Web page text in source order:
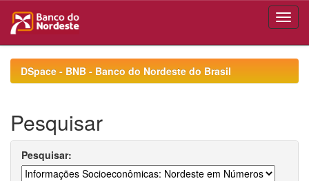
navigationDSpace - BNB - Banco do Nordeste do Brasil
Pesquisar
Pesquisar: